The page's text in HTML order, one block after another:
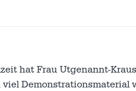
hat Frau Utgenannt-
Demonstrationsmaterial